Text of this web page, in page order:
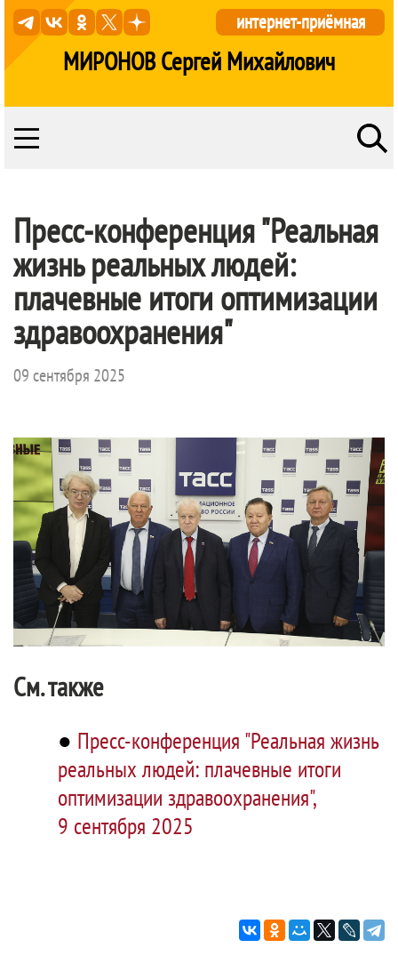
МИРОНОВ Сергей Михайлович
интернет-приёмная
Пресс-конференция "Реальная
жизнь реальных людей:
плачевные итоги оптимизации
здравоохранения"
09 сентября 2025
См. также
● Пресс-конференция "Реальная жизнь
реальных людей: плачевные итоги
оптимизации здравоохранения",
9 сентября 2025